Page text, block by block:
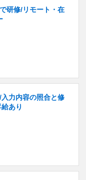
研修/リモート・在
力内容の照合と修
あり